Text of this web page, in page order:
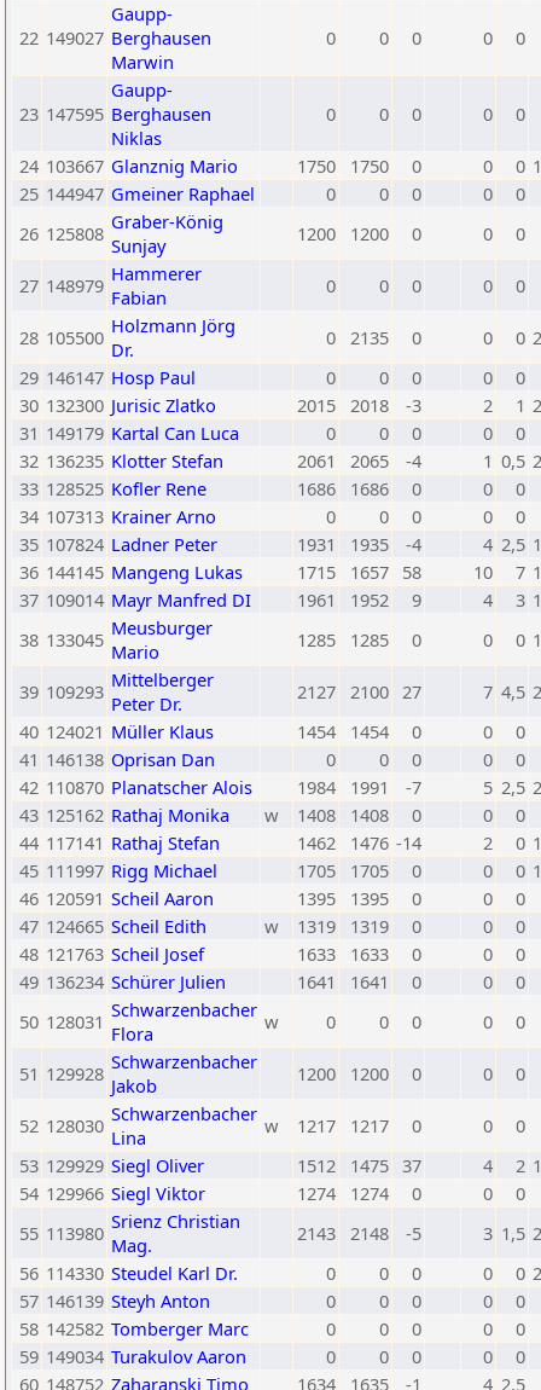
22 149027
Gaupp-
Berghausen
Marwin
0 0 0 0 0
23 147595
Gaupp-
Berghausen
Niklas
0 0 0 0 0
24 103667 Glanznig Mario 1750 1750 0 0 0
25 144947 Gmeiner Raphael 0 0 0 0
0
26 125808 Graber-König
Sunjay
1200 1200 0 0 0
27 148979 Hammerer
Fabian
0 0 0 0 0
28 105500 Holzmann Jörg
Dr.
0 2135 0 0 0
29 146147 Hosp Paul 0 0 0 0
0
30 132300 Jurisic Zlatko 2015 2018 -3 2 1
31 149179 Kartal Can Luca 0 0 0 0
0
32 136235 Klotter Stefan 2061 2065 -4 1 0,5
33 128525 Kofler Rene 1686 1686 0 0
0
34 107313 Krainer Arno 0 0 0 0
0
35 107824 Ladner Peter 1931 1935 -4 4 2,5
36 144145 Mangeng Lukas 1715 1657 58 10 7
37 109014 Mayr Manfred DI 1961 1952 9 4 3
38 133045 Meusburger
Mario
1285 1285 0 0 0
39 109293 Mittelberger
Peter Dr.
2127 2100 27 7 4,5
40 124021 Müller Klaus 1454 1454 0 0
0
41 146138 Oprisan Dan 0 0 0 0
0
42 110870 Planatscher Alois 1984 1991 -7 5 2,5
43 125162 Rathaj Monika w 1408 1408 0 0
0
44 117141 Rathaj Stefan 1462 1476 -14 2 0
45 111997 Rigg Michael 1705 1705 0 0 0
46 120591 Scheil Aaron 1395 1395 0 0
0
47 124665 Scheil Edith w 1319 1319 0 0
0
48 121763 Scheil Josef 1633 1633 0 0
0
49 136234 Schürer Julien 1641 1641 0 0
0
50 128031 Schwarzenbacher
Flora
w 0 0 0 0 0
51 129928 Schwarzenbacher
Jakob
1200 1200 0 0 0
52 128030 Schwarzenbacher
Lina
w 1217 1217 0 0
0
53 129929 Siegl Oliver 1512 1475 37 4 2
54 129966 Siegl Viktor 1274 1274 0 0
0
55 113980 Srienz Christian
Mag.
2143 2148 -5 3 1,5
56 114330 Steudel Karl Dr. 0 0 0 0 0
57 146139 Steyh Anton 0 0 0 0
0
58 142582 Tomberger Marc 0 0 0 0
0
59 149034 Turakulov Aaron 0 0 0 0
0
60 148752 Zaharanski Timo 1634 1635 -1 4 2,5